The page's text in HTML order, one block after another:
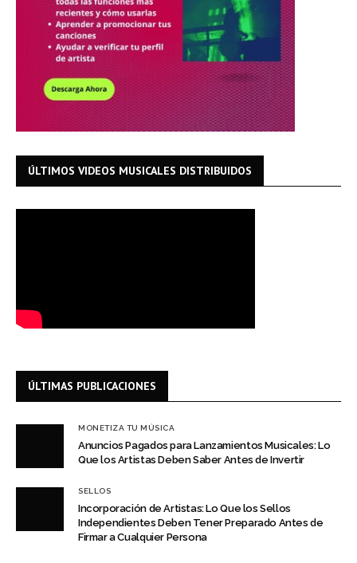
ÚLTIMOS VIDEOS MUSICALES DISTRIBUIDOS
ÚLTIMAS PUBLICACIONES
MONETIZA TU MÚSICA
Anuncios Pagados para Lanzamientos Musicales: Lo
Que los Artistas Deben Saber Antes de Invertir
SELLOS
Incorporación de Artistas: Lo Que los Sellos
Independientes Deben Tener Preparado Antes de
Firmar a Cualquier Persona